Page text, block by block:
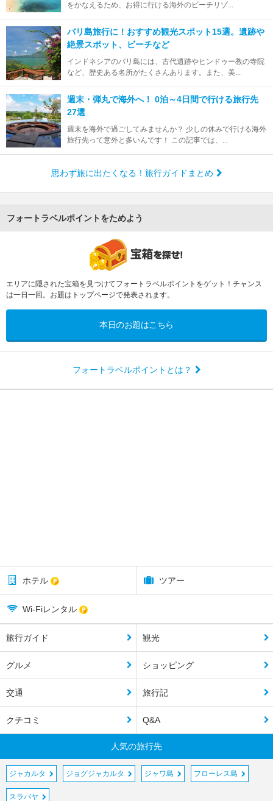
をかなえるため、お得に行ける海外のビーチリゾ...
バリ島旅行に！おすすめ観光スポット15選。遺跡や
絶景スポット、ビーチなど
インドネシアのバリ島には、古代遺跡やヒンドゥー教の寺院
など、歴史ある名所がたくさんあります。また、美...
週末・弾丸で海外へ！ 0泊～4日間で行ける旅行先
27選
週末を海外で過ごしてみませんか？ 少しの休みで行ける海外
旅行先って意外と多いんです！ この記事では、...
思わず旅に出たくなる！旅行ガイドまとめ
フォートラベルポイントをためよう
エリアに隠された宝箱を見つけてフォートラベルポイントをゲット！チャンス
は一日一回。お題はトップページで発表されます。
本日のお題はこちら
フォートラベルポイントとは？
ホテル ツアー
Wi-Fiレンタル
旅行ガイド 観光
グルメ ショッピング
交通 旅行記
クチコミ Q&A
人気の旅行先
ジャカルタ ジョグジャカルタ ジャワ島 フローレス島
スラバヤ